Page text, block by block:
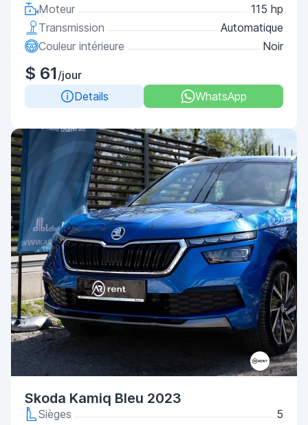
Moteur
115 hp
Transmission
Automatique
Couleur intérieure
Noir
$ 61/jour
Details
WhatsApp
Skoda Kamiq Bleu 2023
Sièges
5